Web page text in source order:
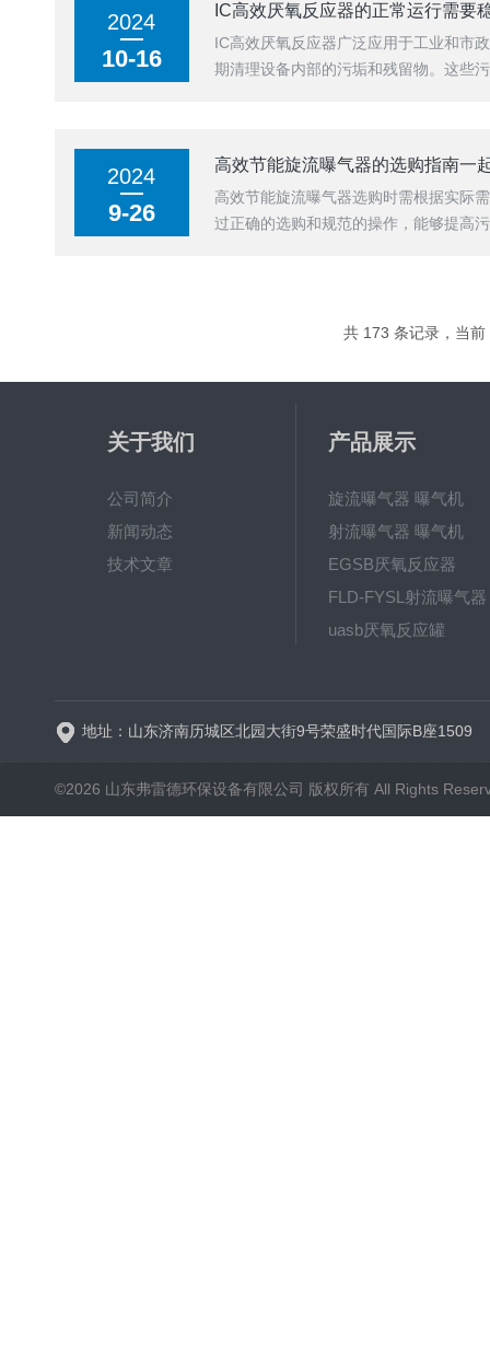
2024
10-16
IC高效厌氧反应器的正常运行需要
IC高效厌氧反应器广泛应用于工业和市
期清理设备内部的污垢和残留物。这些
2024
9-26
高效节能旋流曝气器的选购指南一
高效节能旋流曝气器选购时需根据实际
过正确的选购和规范的操作，能够提高
共 173 条记录，当
关于我们
公司简介
新闻动态
技术文章
产品展示
旋流曝气器 曝气机
射流曝气器 曝气机
EGSB厌氧反应器
FLD-FYSL射流曝气器
uasb厌氧反应罐
地址：山东济南历城区北园大街9号荣盛时代国际B座1509
©2026 山东弗雷德环保设备有限公司 版权所有 All Rights